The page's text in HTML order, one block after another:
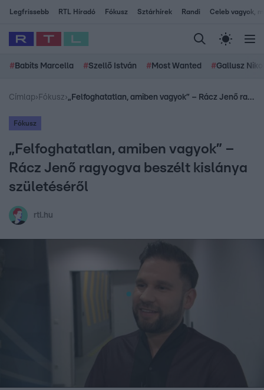
Legfrissebb RTL Híradó Fókusz Sztárhírek Randi Celeb vagyok,
# Babits Marcella #Szellő István # Most Wanted #Gallusz
Címlap› Fókusz› „Felfoghatatlan, amiben vagyok” – Rácz Jenő ragyogva beszélt kislánya születéséről
Fókusz
„Felfoghatatlan, amiben vagyok” –
Rácz Jenő ragyogva beszélt kislánya
születéséről
rtl.hu